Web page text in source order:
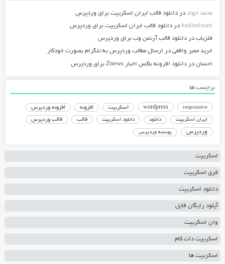
محمد جواددر دانلود قالب ایران اسکریپت برای وردپرس
hadimirzariدر دانلود قالب ایران اسکریپت برای وردپرس
فلزیابدر دانلود قالب آرتمن وب برای وردپرس
خرید ممبر واقعیدر ارسال مطالب وردپرس به تلگرام بصورت خودکار
احساندر دانلود افزونه باکس اخبار Znews برای وردپرس
برچسب ها
responsive
wordpress اسکریپت افزونه افزونه وردپرس
ایران اسکریپت دانلود دانلود اسکریپت قالب قالب وردپرس
وردپرس پوسته وردپرس
اسکریپت
فری اسکریپت
دانلود اسکریپت
آپلود رایگان فایل
وان اسکریپت
اسکریپت دات کام
اسکریپت ها